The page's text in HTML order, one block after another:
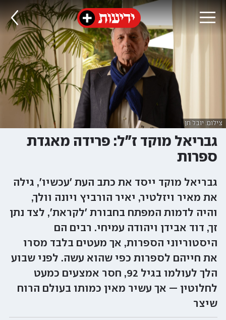
צילום: יובל חן
גבריאל מוקד ז"ל: פרידה מאגדת
ספרות
גבריאל מוקד ייסד את כתב העת 'עכשיו', גילה
את מאיר ויזלטיר, יאיר הורביץ ויונה וולך,
והיה לדמות המפתח בחבורת 'לקראת', לצד נתן
זך, דוד אבידן ויהודה עמיחי. רבים הם
היסטוריוני הספרות, אך מעטים בלבד מסרו
את חייהם לספרות כפי שהוא עשה. לפני שבוע
הלך לעולמו בגיל 92, חסר אמצעים כמעט
לחלוטין — אך עשיר מאין כמותו בעולם הרוח
שיצר